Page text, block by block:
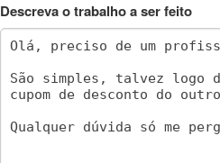
Descreva o trabalho a ser feito